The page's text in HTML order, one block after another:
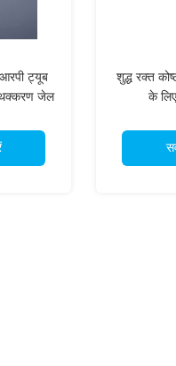
ट्यूब
जेल
शुद्ध रक्त
के लिए